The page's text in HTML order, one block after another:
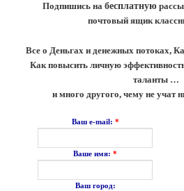
Подпишись на бесплатную
почтовый ящик
Все о Деньгах и денежных потоках,
Как повысить личную
таланты …
и много другого, чему не учат
Ваш e-mail: *
Ваше имя:*
Ваш город: